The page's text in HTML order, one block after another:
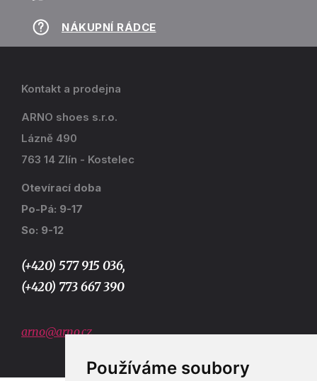
Používáme soubory
NÁKUPNÍ RÁDCE
Kontakt a prodejna
ARNO shoes s.r.o.
Lázně 490
763 14 Zlín - Kostelec
Otevírací doba
Po-Pá: 9-17
So: 9-12
(+420) 577 915 036,
(+420) 773 667 390
arno@arno.cz